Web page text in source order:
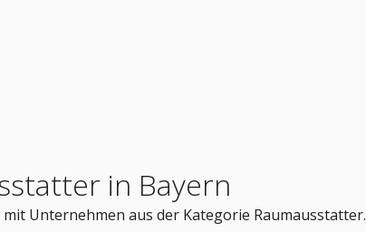
in Bayern
Unternehmen aus der Kategorie Raumausstatter.